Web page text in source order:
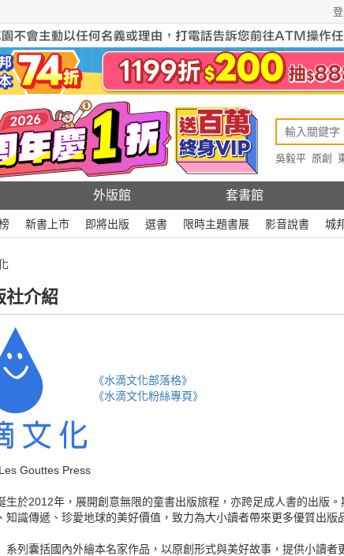
吳毅平 原創
外版館 套書館
新書上市 即將出版 選書 限時主題書展 影音說書 城
社介紹
《水滴文化部落格》
《水滴文化粉絲專頁》
Gouttes Press
生於2012年，展開創意無限的童書出版旅程，亦跨足成人書的出版
知識傳遞、珍愛地球的美好價值，致力為大小讀者帶來更多優質出版
系列囊括國內外繪本名家作品，以原創形式與美好故事，提供小讀